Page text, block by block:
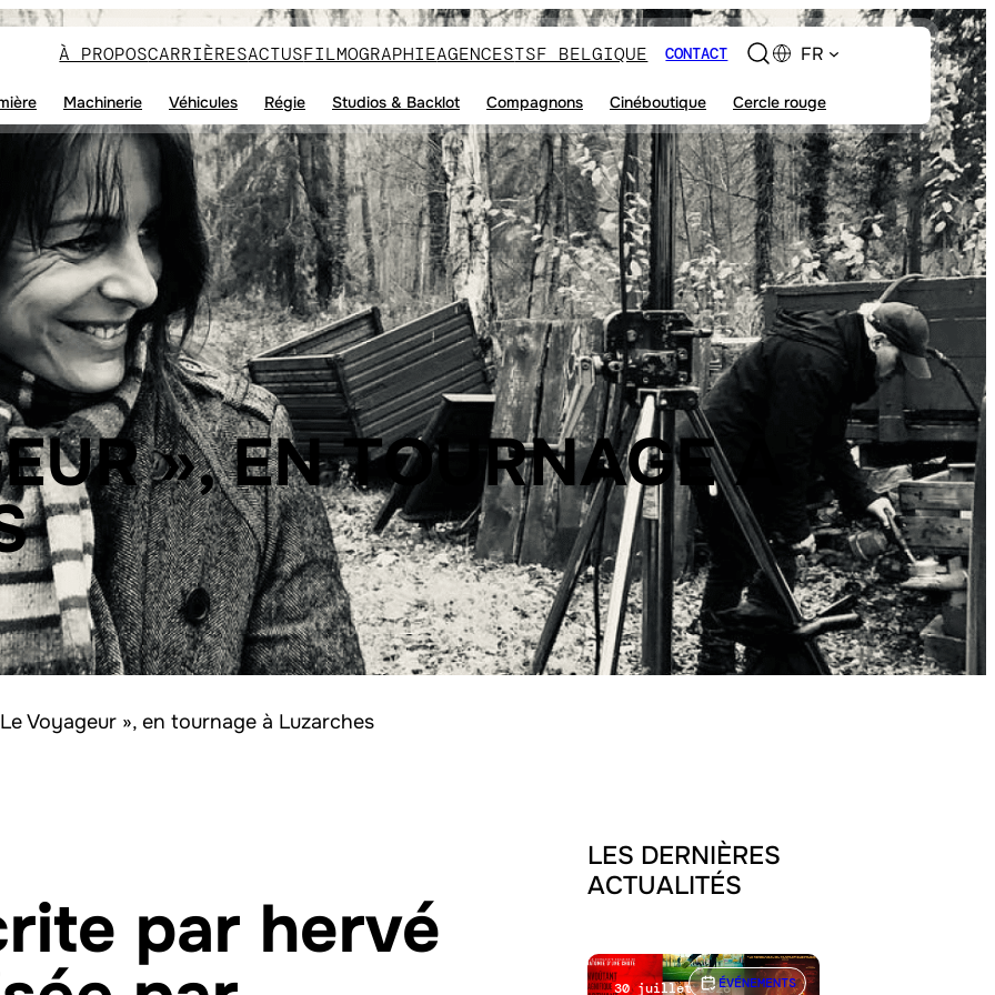
À PROPOSCARRIÈRESACTUSFILMOGRAPHIEAGENCESTSF BELGIQUE CONTACT FR
Machinerie Véhicules Régie Studios & Backlot Compagnons Cinéboutique Cercle rouge
», EN TOURNAGE À
Voyageur », en tournage à Luzarches
par hervé
LES DERNIÈRES
ACTUALITÉS
ÉVÉNEMENTS
30 juillet 2026